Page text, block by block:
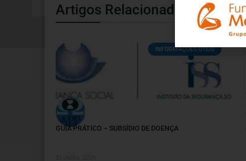
Artigos Relacionados
INFORMAÇÕES ÚTEIS
GUIA PRÁTICO – SUBSÍDIO DE DOENÇA